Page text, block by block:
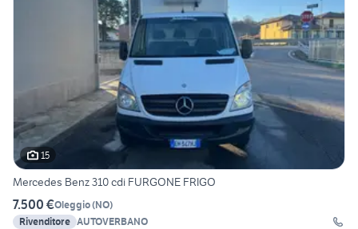
15
Mercedes Benz 310 cdi FURGONE FRIGO
7.500 €Oleggio(NO)
Rivenditore AUTOVERBANO